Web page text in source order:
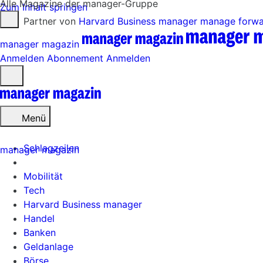
Zum Inhalt springen
Partner von Harvard Business manager manage
manager magazin
Anmelden Abonnement Anmelden
öffnen
Menü
Schlagzeilen
Mobilität
Tech
Harvard Business manager
Handel
Banken
Geldanlage
Börse
Alle Magazine der manager-Gruppe
manager magazin